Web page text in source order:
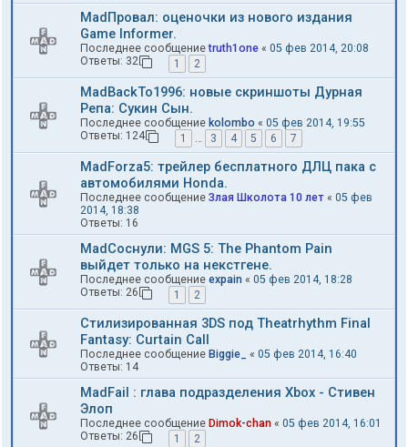
MadПровал: оценочки из нового издания
Game Informer.
Последнее сообщениеtruth1one « 05 фев 2014, 20:08
Ответы: 32 1 2
MadBackTo1996: новые скриншоты Дурная
Репа: Сукин Сын.
Последнее сообщение kolombo « 05 фев 2014, 19:55
Ответы: 124 1 … 3 4 5 6 7
MadForza5: трейлер бесплатного ДЛЦ пака с
автомобилями Honda.
Последнее сообщение Злая Школота 10 лет « 05 фев
2014, 18:38
Ответы: 16
MadCоснули: MGS 5: The Phantom Pain
выйдет только на некстгене.
Последнее сообщение expain « 05 фев 2014, 18:28
Ответы: 26 1 2
Стилизированная 3DS под Theatrhythm Final
Fantasy: Curtain Call
Последнее сообщение Biggie_ « 05 фев 2014, 16:40
Ответы: 14
MadFail : глава подразделения Xbox - Стивен
Элоп
Последнее сообщение Dimok-chan « 05 фев 2014, 16:01
Ответы: 26 1 2